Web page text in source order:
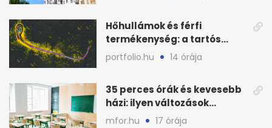
Hőhullámok és férfi
termékenység: a tartós
hőstressz kimutathatóan
ront
portfolio.hu 14 órája
35 perces órák és kevesebb
házi: ilyen változások
jöhetnek az iskolákban
mfor.hu 17 órája